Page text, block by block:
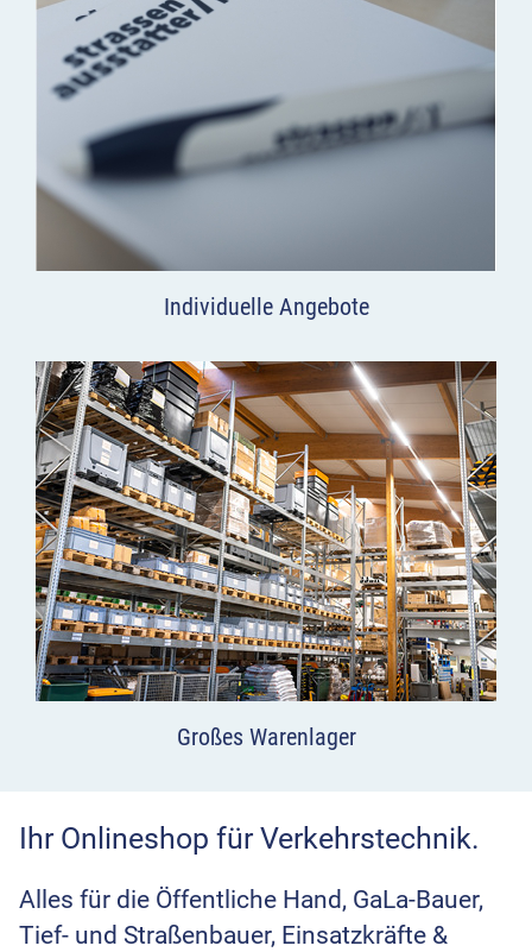
Individuelle Angebote
Großes Warenlager
Ihr Onlineshop für Verkehrstechnik.
Alles für die Öffentliche Hand, GaLa-Bauer,
Tief- und Straßenbauer, Einsatzkräfte &